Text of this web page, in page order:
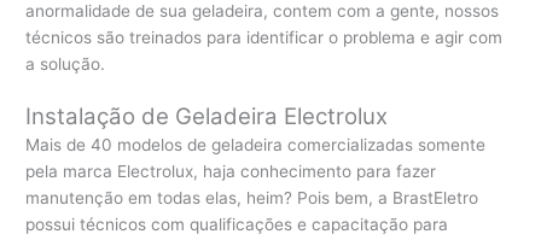
anormalidade de sua geladeira, contem com a gente, nossos
técnicos são treinados para identificar o problema e agir com
a solução.
Instalação de Geladeira Electrolux
Mais de 40 modelos de geladeira comercializadas somente
pela marca Electrolux, haja conhecimento para fazer
manutenção em todas elas, heim? Pois bem, a BrastEletro
possui técnicos com qualificações e capacitação para